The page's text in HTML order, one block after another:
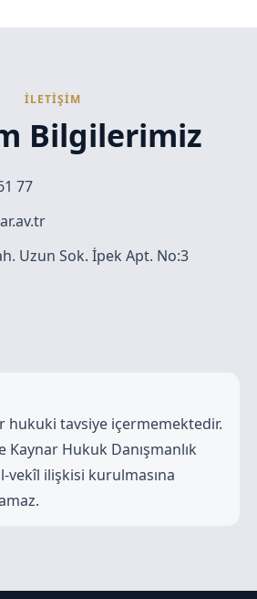
İLETİŞİM
Bilgilerimiz
77
Uzun Sok. İpek Apt. No:3
hukuki tavsiye içermemektedir.
Kaynar Hukuk Danışmanlık
vekîl ilişkisi kurulmasına